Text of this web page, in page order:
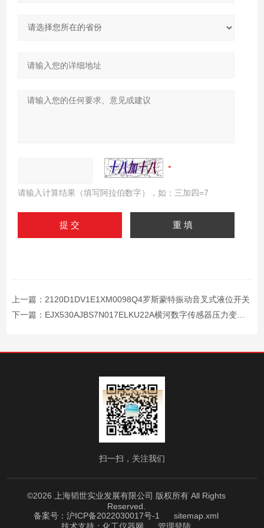
请输入计算结果（填写阿拉伯数字），如：三加四=7
上一篇： 2120D1DV1E1XM0098Q4罗斯蒙特振动音叉式液位开关
下一篇： EJX530AJBS7N017ELKU22A横河数字传感器压力变送器
扫一扫，关注我们
©2026 上海韬世实业发展有限公司 版权所有 All Rights
Reserved.
备案号：沪ICP备2022030017号-1
sitemap.xml
技术支持： 化工仪器网 管理登陆